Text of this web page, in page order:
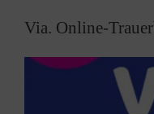
Via. Online-